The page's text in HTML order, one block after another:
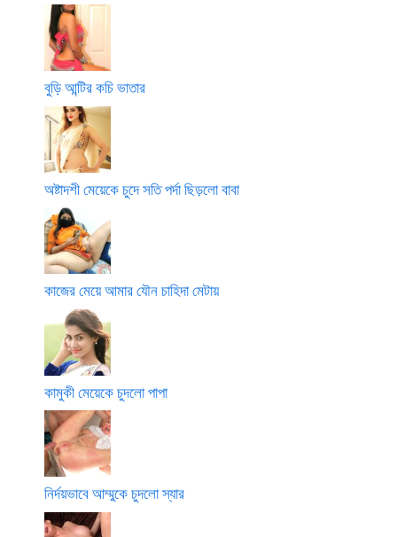
বুড়ি আন্টির কচি ভাতার
অষ্টাদশী মেয়েকে চুদে সতি পর্দা ছিড়লো বাবা
কাজের মেয়ে আমার যৌন চাহিদা মেটায়
কামুকী মেয়েকে চুদলো পাপা
নির্দয়ভাবে আম্মুকে চুদলো স্যার